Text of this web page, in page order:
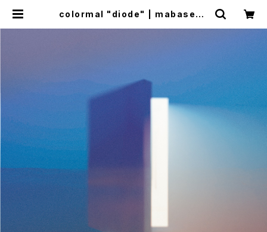
colormal "diode" | mabasesh